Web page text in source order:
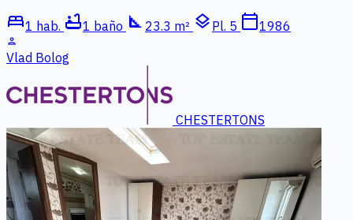
bed1 hab. bathtub1 baño square_foot 23.3 m² layers Pl. 5 calendar_today1986
person
Vlad Bolog
CHESTERTONS